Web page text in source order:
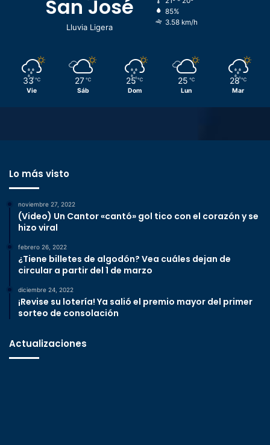
San José
Lluvia Ligera
85%
3.58 km/h
33 ℃
Vie
27 ℃
Sáb
25 ℃
Dom
25 ℃
Lun
28 ℃
Mar
Lo más visto
noviembre 27, 2022
(Video) Un Cantor «cantó» gol tico con el corazón y se
hizo viral
febrero 26, 2022
¿Tiene billetes de algodón? Vea cuáles dejan de
circular a partir del 1 de marzo
diciembre 24, 2022
¡Revise su lotería! Ya salió el premio mayor del primer
sorteo de consolación
Actualizaciones